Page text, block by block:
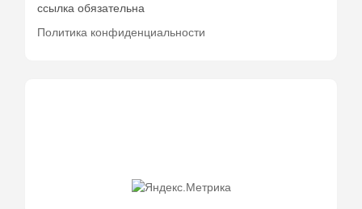
ссылка обязательна
Политика конфиденциальности